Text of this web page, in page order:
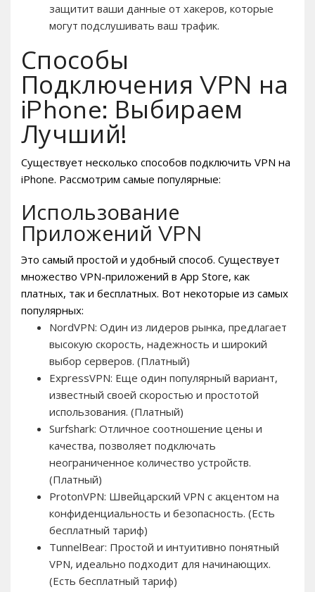
защитит ваши данные от хакеров, которые
могут подслушивать ваш трафик.
Способы
Подключения VPN на
iPhone: Выбираем
Лучший!
Существует несколько способов подключить VPN на
iPhone. Рассмотрим самые популярные:
Использование
Приложений VPN
Это самый простой и удобный способ. Существует
множество VPN-приложений в App Store, как
платных, так и бесплатных. Вот некоторые из самых
популярных:
NordVPN: Один из лидеров рынка, предлагает
высокую скорость, надежность и широкий
выбор серверов. (Платный)
ExpressVPN: Еще один популярный вариант,
известный своей скоростью и простотой
использования. (Платный)
Surfshark: Отличное соотношение цены и
качества, позволяет подключать
неограниченное количество устройств.
(Платный)
ProtonVPN: Швейцарский VPN с акцентом на
конфиденциальность и безопасность. (Есть
бесплатный тариф)
TunnelBear: Простой и интуитивно понятный
VPN, идеально подходит для начинающих.
(Есть бесплатный тариф)